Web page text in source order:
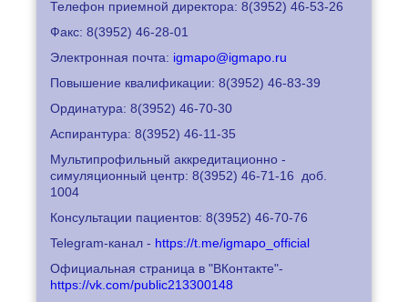
Телефон приемной директора: 8(3952) 46-53-26
Факс: 8(3952) 46-28-01
Электронная почта: igmapo@igmapo.ru
Повышение квалификации: 8(3952) 46-83-39
Ординатура: 8(3952) 46-70-30
Аспирантура: 8(3952) 46-11-35
Мультипрофильный аккредитационно -
симуляционный центр: 8(3952) 46-71-16
доб.
1004
Консультации пациентов: 8(3952) 46-70-76
Telegram-канал - https://t.me/igmapo_official
Официальная страница в "ВКонтакте"-
https://vk.com/public213300148